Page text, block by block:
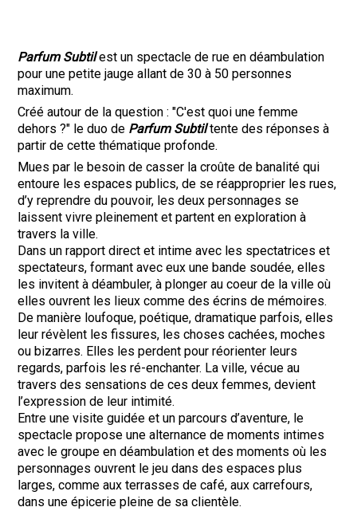
Parfum Subtilest un spectacle de rue en déambulation
pour une petite jauge allant de 30 à 50 personnes
maximum.
Créé autour de la question : "C'est quoi une femme
dehors ?" le duo de Parfum Subtiltente des réponses à
partir de cette thématique profonde.
Mues par le besoin de casser la croûte de banalité qui
entoure les espaces publics, de se réapproprier les rues,
d’y reprendre du pouvoir, les deux personnages se
laissent vivre pleinement et partent en exploration à
travers la ville.
Dans un rapport direct et intime avec les spectatrices et
spectateurs, formant avec eux une bande soudée, elles
les invitent à déambuler, à plonger au coeur de la ville où
elles ouvrent les lieux comme des écrins de mémoires.
De manière loufoque, poétique, dramatique parfois, elles
leur révèlent les fissures, les choses cachées, moches
ou bizarres. Elles les perdent pour réorienter leurs
regards, parfois les ré-enchanter. La ville, vécue au
travers des sensations de ces deux femmes, devient
l’expression de leur intimité.
Entre une visite guidée et un parcours d’aventure, le
spectacle propose une alternance de moments intimes
avec le groupe en déambulation et des moments où les
personnages ouvrent le jeu dans des espaces plus
larges, comme aux terrasses de café, aux carrefours,
dans une épicerie pleine de sa clientèle.